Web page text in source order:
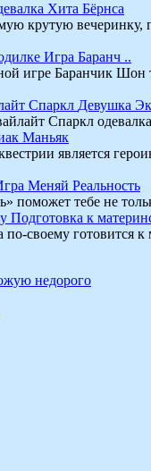
Хита Бёрнса
крутую
Игра Баранч ..
игре Баранчик
Девушка
Спаркл
Маньяк
является
Меняй Реальность
поможет тебе не
Подготовка к
своему готовится
недорого